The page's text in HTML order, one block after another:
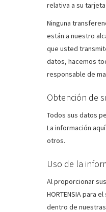
relativa a su
Ninguna
están a nuestro
que usted
datos, hacemos
responsable de
Obtención de
Todos sus datos
La información
otros.
Uso de la
Al proporcionar
HORTENSIA para
dentro de